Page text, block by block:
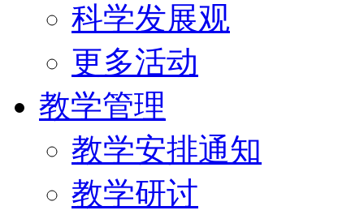
科学发展观
更多活动
教学管理
教学安排通知
教学研讨